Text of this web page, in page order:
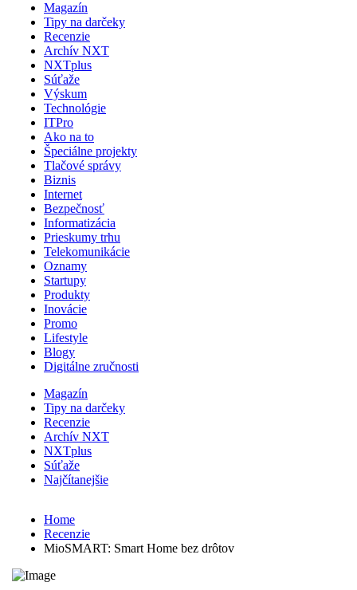
Magazín
Tipy na darčeky
Recenzie
Archív NXT
NXTplus
Súťaže
Výskum
Technológie
ITPro
Ako na to
Špeciálne projekty
Tlačové správy
Biznis
Internet
Bezpečnosť
Informatizácia
Prieskumy trhu
Telekomunikácie
Oznamy
Startupy
Produkty
Inovácie
Promo
Lifestyle
Blogy
Digitálne zručnosti
Magazín
Tipy na darčeky
Recenzie
Archív NXT
NXTplus
Súťaže
Najčítanejšie
Home
Recenzie
MioSMART: Smart Home bez drôtov